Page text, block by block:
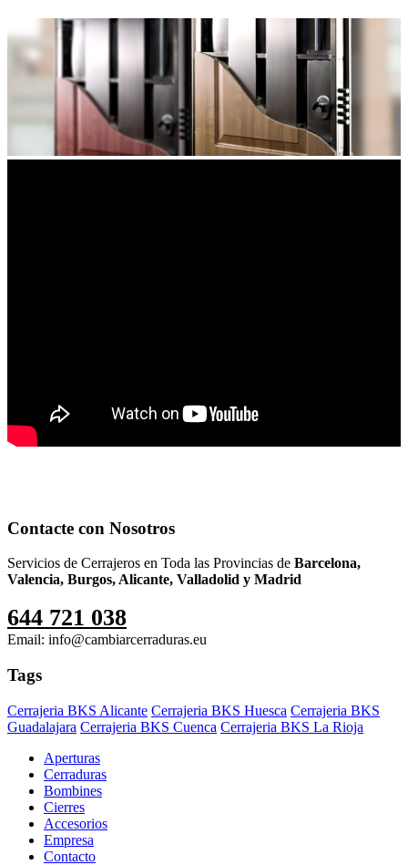
Contacte con Nosotros
Servicios de Cerrajeros en Toda las Provincias de Barcelona,
Valencia, Burgos, Alicante, Valladolid y Madrid
644 721 038
Email: info@cambiarcerraduras.eu
Tags
Cerrajeria BKS Alicante Cerrajeria BKS Huesca Cerrajeria BKS
Guadalajara Cerrajeria BKS Cuenca Cerrajeria BKS La Rioja
Aperturas
Cerraduras
Bombines
Cierres
Accesorios
Empresa
Contacto